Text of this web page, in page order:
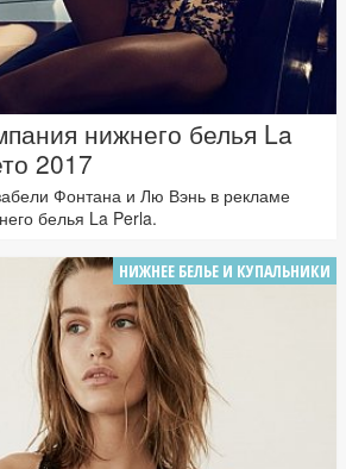
нижнего белья La
2017
Фонтана и Лю Вэнь в рекламе
белья La Perla.
НИЖНЕЕ БЕЛЬЕ И КУПАЛЬНИКИ